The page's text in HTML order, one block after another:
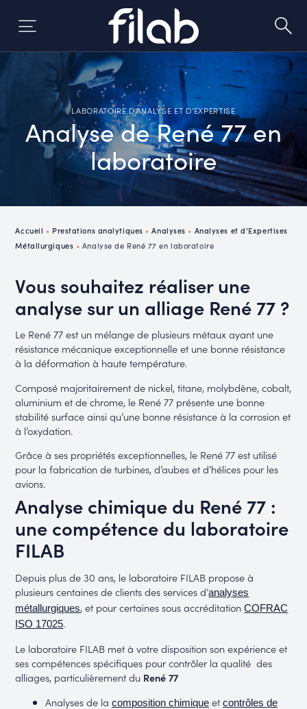
LABORATOIRE D'ANALYSE ET D'EXPERTISE
Analyse de René 77 en
laboratoire
Accueil • Prestations analytiques •Analyses • Analyses et d’Expertises
Métallurgiques • Analyse de René 77 en laboratoire
Vous souhaitez réaliser une
analyse sur un alliage René 77 ?
Le René 77 est un mélange de plusieurs métaux ayant une
résistance mécanique exceptionnelle et une bonne résistance
à la déformation à haute température.
Composé majoritairement de nickel, titane, molybdène, cobalt,
aluminium et de chrome, le René 77 présente une bonne
stabilité surface ainsi qu’une bonne résistance à la corrosion et
à l’oxydation.
Grâce à ses propriétés exceptionnelles, le René 77 est utilisé
pour la fabrication de turbines, d’aubes et d’hélices pour les
avions.
Analyse chimique du René 77 :
une compétence du laboratoire
FILAB
Depuis plus de 30 ans, le laboratoire FILAB propose à
plusieurs centaines de clients des services d’analyses
métallurgiques, et pour certaines sous accréditationCOFRAC
ISO 17025.
Le laboratoire FILAB met à votre disposition son expérience et
ses compétences spécifiques pour contrôler la qualité des
alliages, particulièrement du René 77
Analyses de la composition chimiqueet contrôles de